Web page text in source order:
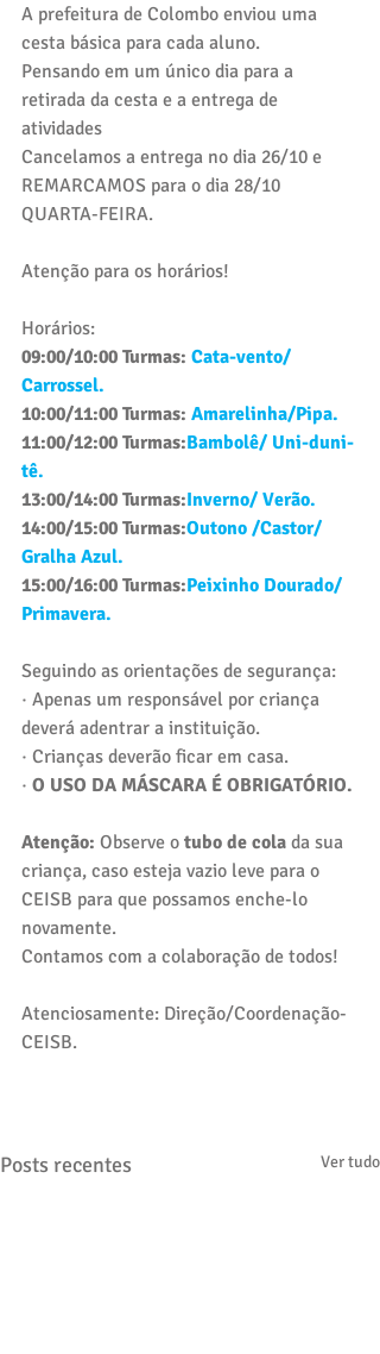
A prefeitura de Colombo enviou uma
cesta básica para cada aluno.
Pensando em um único dia para a
retirada da cesta e a entrega de
atividades
Cancelamos a entrega no dia 26/10 e
REMARCAMOS para o dia 28/10
QUARTA-FEIRA.
Atenção para os horários!
Horários:
09:00/10:00 Turmas: Cata-vento/
Carrossel.
10:00/11:00 Turmas: Amarelinha/Pipa.
11:00/12:00 Turmas:Bambolê/ Uni-duni-
tê.
13:00/14:00 Turmas:Inverno/ Verão.
14:00/15:00 Turmas:Outono /Castor/
Gralha Azul.
15:00/16:00 Turmas:Peixinho Dourado/
Primavera.
Seguindo as orientações de segurança:
· Apenas um responsável por criança
deverá adentrar a instituição.
· Crianças deverão ficar em casa.
· O USO DA MÁSCARA É OBRIGATÓRIO.
Atenção: Observe o tubo de cola da sua
criança, caso esteja vazio leve para o
CEISB para que possamos enche-lo
novamente.
Contamos com a colaboração de todos!
Atenciosamente: Direção/Coordenação-
CEISB.
Posts recentes Ver tudo